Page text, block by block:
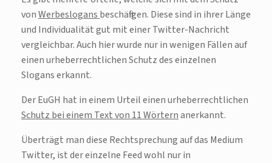
vonWerbeslogans beschäftigen. Diese sind in ihrer Länge
und Individualität gut mit einer Twitter-Nachricht
vergleichbar. Auch hier wurde nur in wenigen Fällen auf
einen urheberrechtlichen Schutz des einzelnen
Slogans erkannt.
Der EuGH hat in einem Urteil einen urheberrechtlichen
Schutz bei einem Text von 11 Wörternanerkannt.
Überträgt man diese Rechtsprechung auf das Medium
Twitter, ist der einzelne Feed wohl nur in